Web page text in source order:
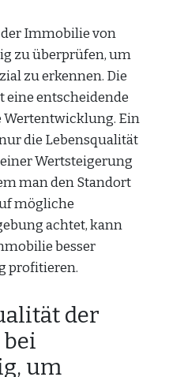
der Immobilie von
zu überprüfen, um
zu erkennen. Die
eine entscheidende
Wertentwicklung. Ein
die Lebensqualität
Wertsteigerung
man den Standort
mögliche
achtet, kann
besser
profitieren.
der
um